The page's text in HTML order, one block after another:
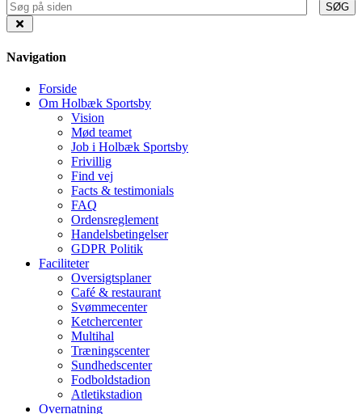
SØG
Navigation
Forside
Om Holbæk Sportsby
Vision
Mød teamet
Job i Holbæk Sportsby
Frivillig
Find vej
Facts & testimonials
FAQ
Ordensreglement
Handelsbetingelser
GDPR Politik
Faciliteter
Oversigtsplaner
Café & restaurant
Svømmecenter
Ketchercenter
Multihal
Træningscenter
Sundhedscenter
Fodboldstadion
Atletikstadion
Overnatning